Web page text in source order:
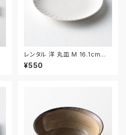
レンタル 洋 丸皿 M 16.1cm｜Y
MM015
¥550